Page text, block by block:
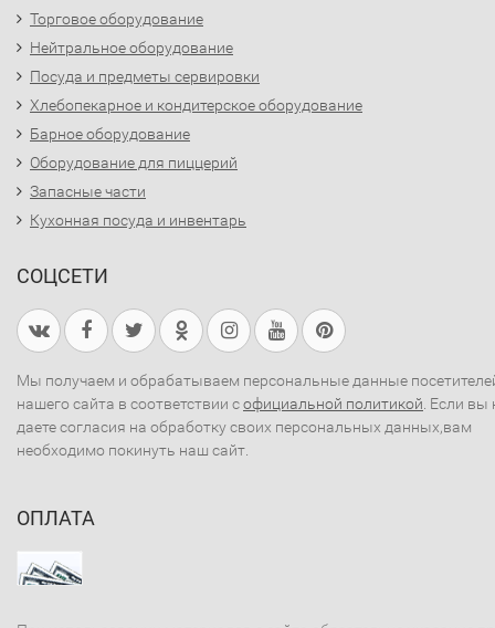
Торговое оборудование
Нейтральное оборудование
Посуда и предметы сервировки
Хлебопекарное и кондитерское оборудование
Барное оборудование
Оборудование для пиццерий
Запасные части
Кухонная посуда и инвентарь
СОЦСЕТИ
Мы получаем и обрабатываем персональные данные
нашего сайта в соответствии софициальной политикой . Если вы
даете согласия на обработку своих персональных данных,вам
необходимо покинуть наш сайт.
ОПЛАТА